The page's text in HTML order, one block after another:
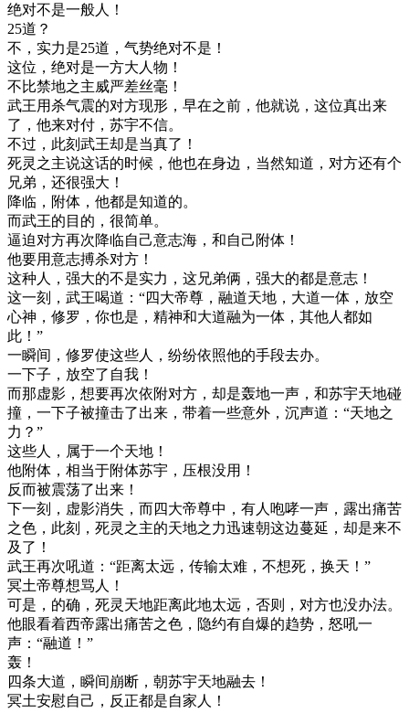
绝对不是一般人！
25道？
不，实力是25道，气势绝对不是！
这位，绝对是一方大人物！
不比禁地之主威严差丝毫！
武王用杀气震的对方现形，早在之前，他就说，这位真出来
了，他来对付，苏宇不信。
不过，此刻武王却是当真了！
死灵之主说这话的时候，他也在身边，当然知道，对方还有个
兄弟，还很强大！
降临，附体，他都是知道的。
而武王的目的，很简单。
逼迫对方再次降临自己意志海，和自己附体！
他要用意志搏杀对方！
这种人，强大的不是实力，这兄弟俩，强大的都是意志！
这一刻，武王喝道：“四大帝尊，融道天地，大道一体，放空
心神，修罗，你也是，精神和大道融为一体，其他人都如
此！”
一瞬间，修罗使这些人，纷纷依照他的手段去办。
一下子，放空了自我！
而那虚影，想要再次依附对方，却是轰地一声，和苏宇天地碰
撞，一下子被撞击了出来，带着一些意外，沉声道：“天地之
力？”
这些人，属于一个天地！
他附体，相当于附体苏宇，压根没用！
反而被震荡了出来！
下一刻，虚影消失，而四大帝尊中，有人咆哮一声，露出痛苦
之色，此刻，死灵之主的天地之力迅速朝这边蔓延，却是来不
及了！
武王再次吼道：“距离太远，传输太难，不想死，换天！”
冥土帝尊想骂人！
可是，的确，死灵天地距离此地太远，否则，对方也没办法。
他眼看着西帝露出痛苦之色，隐约有自爆的趋势，怒吼一
声：“融道！”
轰！
四条大道，瞬间崩断，朝苏宇天地融去！
冥土安慰自己，反正都是自家人！